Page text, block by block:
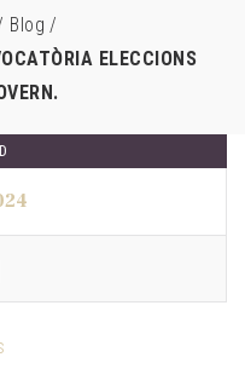
Blog /
ELECCIONS